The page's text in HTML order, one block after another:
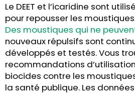
Le DEET et l’icaridine sont
pour repousser les
Des moustiques qui ne
nouveaux répulsifs sont
développés et testés. Vous
recommandations
biocides contre les
la santé publique. Les